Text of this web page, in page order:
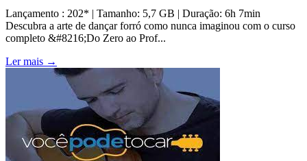
Lançamento : 202* | Tamanho: 5,7 GB | Duração: 6h 7min
Descubra a arte de dançar forró como nunca imaginou com o curso
completo &#8216;Do Zero ao Prof...
Ler mais →